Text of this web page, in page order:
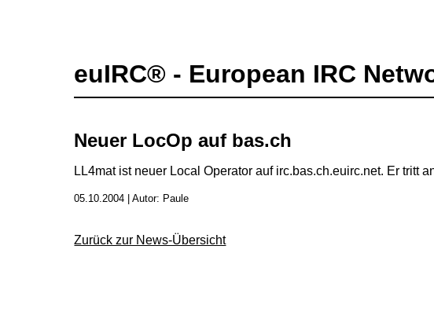
euIRC® - European IRC
Neuer LocOp auf bas.ch
LL4mat ist neuer Local Operator auf irc.bas.ch.euirc.net. Er tritt
05.10.2004 | Autor: Paule
Zurück zur News-Übersicht